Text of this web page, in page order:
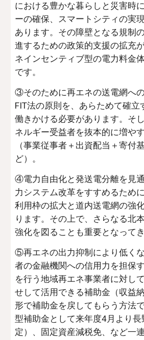
における豊かな暮らしと災害時
ーの確保、スマートシティの実
あります。その障壁となる規制
進するための政策的支援の拡充
ネインセンティブ型の電力料金
です。
③そのために再エネの送電網へ
FIT法の原則を、あらためて確立
働きかける必要があります。そ
ネルギー受益者を抜本的に増や
（事業従事者＋出資配当＋寄付
ど）。
④電力自由化と発送電分離を見
力システム改革をすすめるため
利用枠の拡大と道内送電網の強
ります。その上で、さらなる北
強化を図ることも重要となってき
⑤再エネの出力抑制により低く
者の金融機関への信用力を担保
を行う地域再エネ事業者に対し
せして活用できる補助金（収益
形で補助金を戻してもらう方法
型補助金として来年度4月より
定）、固定資産減税免、など一